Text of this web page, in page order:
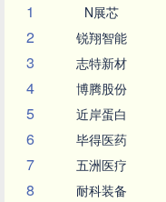
1
N展芯
2 锐翔智能
3 志特新材
4 博腾股份
5 近岸蛋白
6 毕得医药
7 五洲医疗
8 耐科装备